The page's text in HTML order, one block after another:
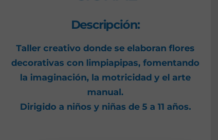
Descripción:
Taller creativo donde se elaboran flores
decorativas con limpiapipas, fomentando
la imaginación, la motricidad y el arte
manual.
Dirigido a niños y niñas de 5 a 11 años.